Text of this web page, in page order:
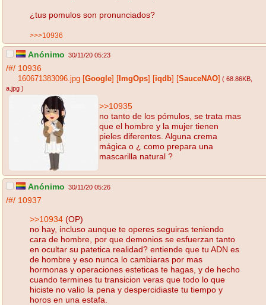
¿tus pomulos son pronunciados?
>>>10936
Anónimo 30/11/20 05:23
/#/ 10936
160671383096.jpg Google ImgOps iqdb SauceNAO ( 68.86KB
a.jpg )
>>10935
no tanto de los pómulos, se trata mas
que el hombre y la mujer tienen
pieles diferentes. Alguna crema
mágica o ¿ como prepara una
mascarilla natural ?
Anónimo 30/11/20 05:26
/#/ 10937
>>10934 (OP)
no hay, incluso aunque te operes seguiras teniendo
cara de hombre, por que demonios se esfuerzan tanto
en ocultar su patetica realidad? entiende que tu ADN es
de hombre y eso nunca lo cambiaras por mas
hormonas y operaciones esteticas te hagas, y de hecho
cuando termines tu transicion veras que todo lo que
hiciste no valio la pena y despercidiaste tu tiempo y
horos en una estafa.